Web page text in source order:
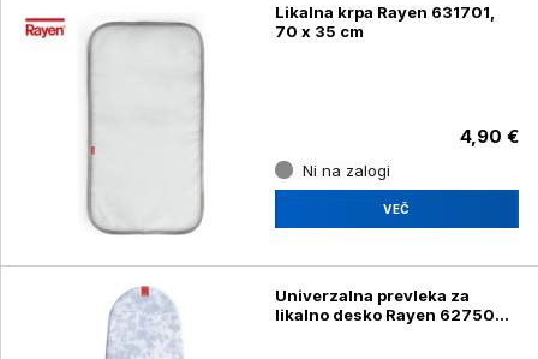
Likalna krpa Rayen 631701,
70 x 35 cm
4,90 €
Ni na zalogi
VEČ
Univerzalna prevleka za
likalno desko Rayen 627508